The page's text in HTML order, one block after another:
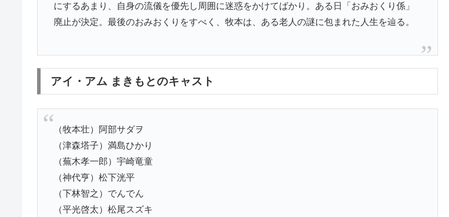
にするあまり、自身の流儀を優先し周囲に迷惑をかけてばかり。ある日「おみおくり係」
廃止が決定。最後のおみおくりをすべく、牧本は、ある老人の謎に包まれた人生を辿る。
アイ・アム まきもとのキャスト
（牧本壮）阿部サダヲ
（津森塔子）満島ひかり
（蕪木孝一郎）宇崎竜童
（神代亨）松下洸平
（下林智之）でんでん
（平光啓太）松尾スズキ